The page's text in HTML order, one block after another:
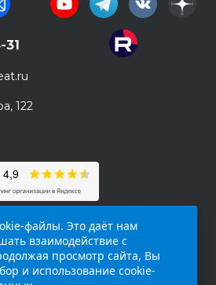
31
122
файлы. Это даёт нам
взаимодействие с
просмотр сайта, Вы
и использование cookie-